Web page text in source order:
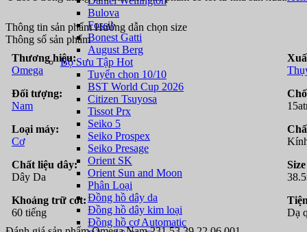
Bulova
Fossil
Bonest Gatti
August Berg
Bộ Sưu Tập Hot
Tuyển chọn 10/10
BST World Cup 2026
Citizen Tsuyosa
Tissot Prx
Seiko 5
Seiko Prospex
Seiko Presage
Orient SK
Orient Sun and Moon
Phân Loại
Đồng hồ dây da
Đồng hồ dây kim loại
Đồng hồ cơ Automatic
Thông tin sản phẩm Hướng dẫn chọn size
Thông số sản phẩm
Thương hiệu:
Omega
Đối tượng:
Nam
Loại máy:
Cơ
Chất liệu dây:
Dây Da
Khoảng trữ cót:
60 tiếng
Dạ